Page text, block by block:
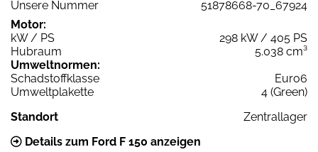
Unsere Nummer
51878668-70_67924
Motor:
kW / PS
298 kW / 405 PS
Hubraum
5.038 cm³
Umweltnormen:
Schadstoffklasse
Euro6
Umweltplakette
4 (Green)
Standort
Zentrallager
Details zum Ford F 150 anzeigen